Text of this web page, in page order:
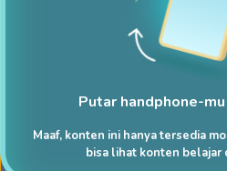
Putar handphone-
Maaf, konten ini hanya tersedia
bisa lihat konten belajar